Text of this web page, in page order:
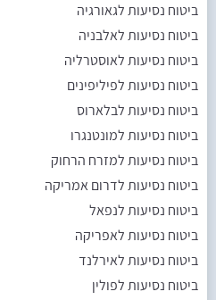
ביטוח נסיעות לגאורגיה
ביטוח נסיעות לאלבניה
ביטוח נסיעות לאוסטרליה
ביטוח נסיעות לפיליפינים
ביטוח נסיעות לבלארוס
ביטוח נסיעות למונטנגרו
ביטוח נסיעות למזרח הרחוק
ביטוח נסיעות לדרום אמריקה
ביטוח נסיעות לנפאל
ביטוח נסיעות לאפריקה
ביטוח נסיעות לאירלנד
ביטוח נסיעות לפולין